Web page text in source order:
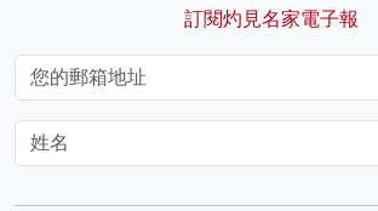
訂閱灼見名家電子報